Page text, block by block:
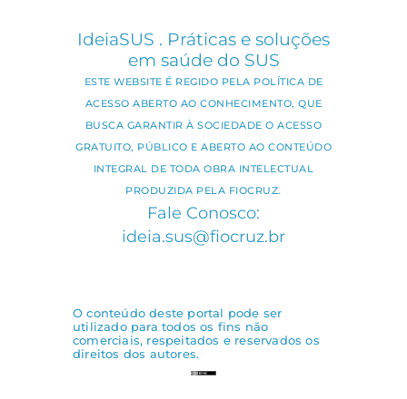
IdeiaSUS . Práticas e soluções
em saúde do SUS
ESTE WEBSITE É REGIDO PELA POLÍTICA DE
ACESSO ABERTO AO CONHECIMENTO, QUE
BUSCA GARANTIR À SOCIEDADE O ACESSO
GRATUITO, PÚBLICO E ABERTO AO CONTEÚDO
INTEGRAL DE TODA OBRA INTELECTUAL
PRODUZIDA PELA FIOCRUZ.
Fale Conosco:
ideia.sus@fiocruz.br
O conteúdo deste portal pode ser
utilizado para todos os fins não
comerciais, respeitados e reservados os
direitos dos autores.